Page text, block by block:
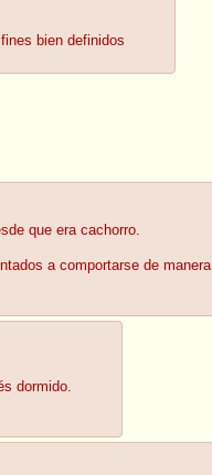
bien definidos
que era cachorro.
a comportarse de
dormido.